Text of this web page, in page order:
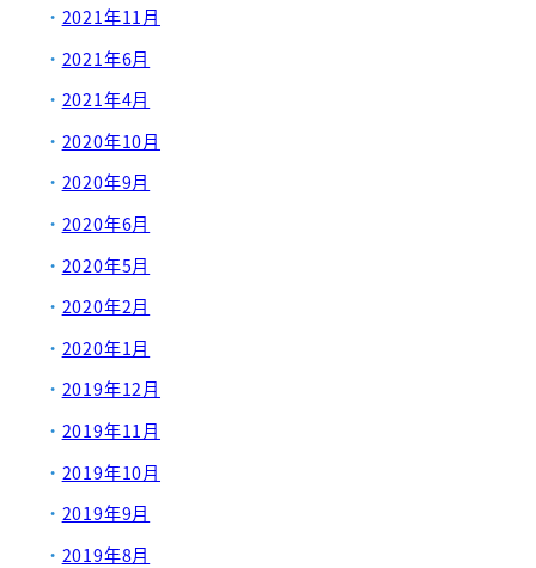
2021年11月
2021年6月
2021年4月
2020年10月
2020年9月
2020年6月
2020年5月
2020年2月
2020年1月
2019年12月
2019年11月
2019年10月
2019年9月
2019年8月